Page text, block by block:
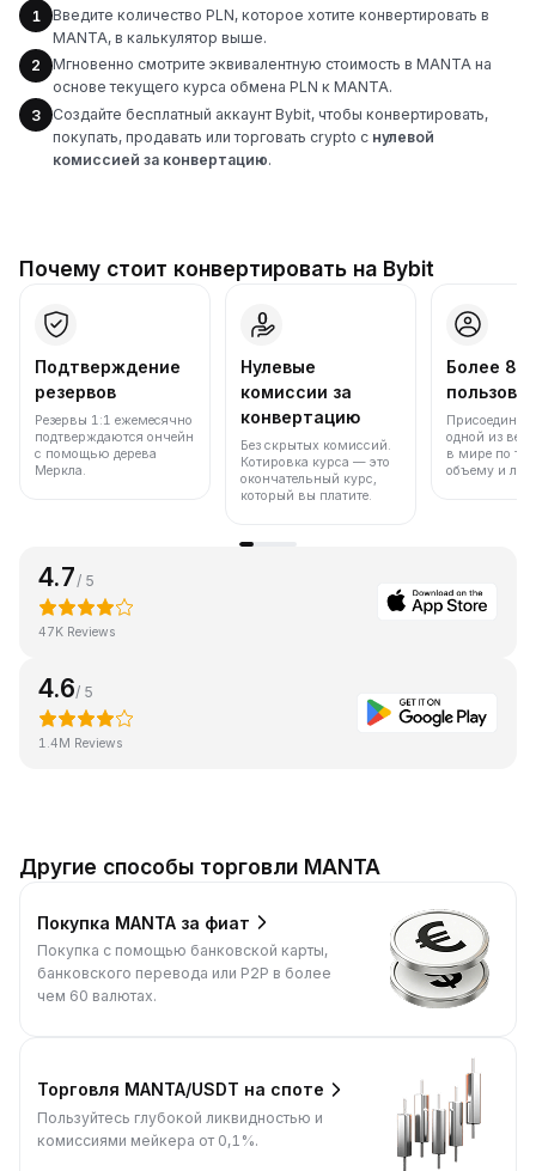
1
Введите количество PLN, которое хотите конвертировать в
MANTA, в калькулятор выше.
2
Мгновенно смотрите эквивалентную стоимость в MANTA на
основе текущего курса обмена PLN к MANTA.
3
Создайте бесплатный аккаунт Bybit, чтобы конвертировать,
покупать, продавать или торговать crypto с нулевой
комиссией за конвертацию.
Почему стоит конвертировать на Bybit
Подтверждение
резервов
Резервы 1:1 ежемесячно
подтверждаются ончейн
с помощью дерева
Меркла.
Нулевые
комиссии за
конвертацию
Без скрытых комиссий.
Котировка курса — это
окончательный курс,
который вы платите.
Более 86
одной из
в мире по
объему и
4.7 / 5
47K Reviews
4.6/ 5
1.4M Reviews
Другие способы торговли MANTA
Покупка MANTA за фиат
Покупка с помощью банковской карты,
банковского перевода или P2P в более
чем 60 валютах.
Торговля MANTA/USDT на споте
Пользуйтесь глубокой ликвидностью и
комиссиями мейкера от 0,1%.